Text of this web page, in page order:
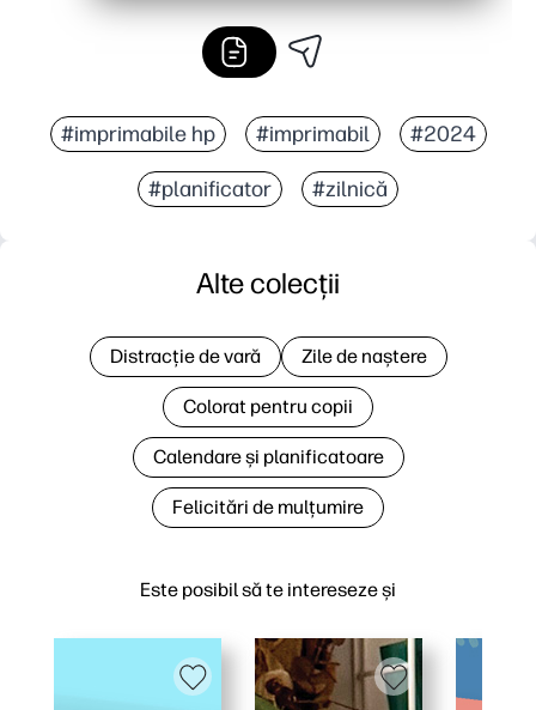
#imprimabile hp #imprimabil #2024
#planificator #zilnică
Este posibil să te intereseze și
Alte colecții
Distracție de vară Zile de naștere
Colorat pentru copii
Calendare și planificatoare
Felicitări de mulțumire